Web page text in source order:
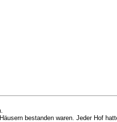
bestanden waren. Jeder Hof